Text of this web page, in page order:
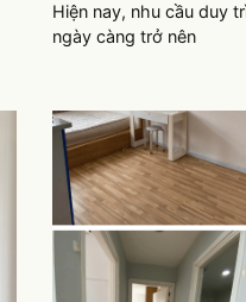
Hiện nay, nhu cầu duy
ngày càng trở nên